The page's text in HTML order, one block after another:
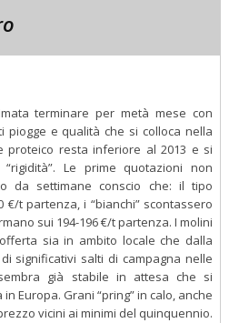
terminare per metà mese con
piogge e qualità che si colloca nella
proteico resta inferiore al 2013 e si
Le prime quotazioni non
da settimane conscio che: il tipo
€/t partenza, i “bianchi” scontassero
sui 194-196 €/t partenza. I molini
sia in ambito locale che dalla
significativi salti di campagna nelle
già stabile in attesa che si
Europa. Grani “pring” in calo, anche
vicini ai minimi del quinquennio.